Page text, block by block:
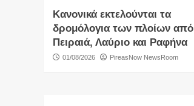
Κανονικά εκτελούνται τα
δρομόλογια των πλοίων από
Πειραιά, Λαύριο και Ραφήνα
01/08/2026 PireasNow NewsRoom